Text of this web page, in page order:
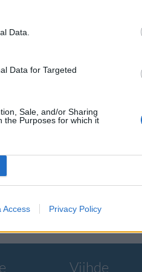
Data.
Data for Targeted
Sale, and/or Sharing
the Purposes for which it
Access Privacy Policy
Viihde